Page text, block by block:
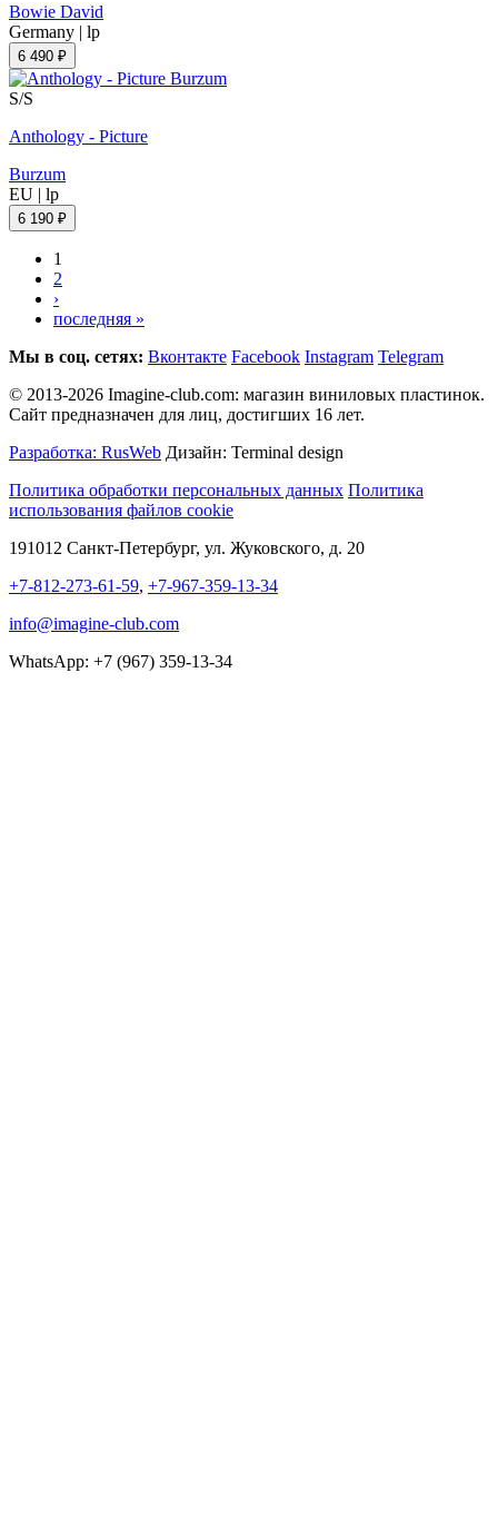
Bowie David
Germany | lp
6 490 ₽
S/S
Anthology - Picture
Burzum
EU | lp
6 190 ₽
1
2
›
последняя »
Мы в соц. сетях: Вконтакте Facebook Instagram Telegram
© 2013-2026 Imagine-club.com: магазин виниловых пластинок.
Сайт предназначен для лиц, достигших 16 лет.
Разработка: RusWeb Дизайн: Terminal design
Политика обработки персональных данных Политика
использования файлов cookie
191012 Санкт-Петербург, ул. Жуковского, д. 20
+7-812-273-61-59, +7-967-359-13-34
info@imagine-club.com
WhatsApp: +7 (967) 359-13-34